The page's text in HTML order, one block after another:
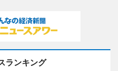
ランキング